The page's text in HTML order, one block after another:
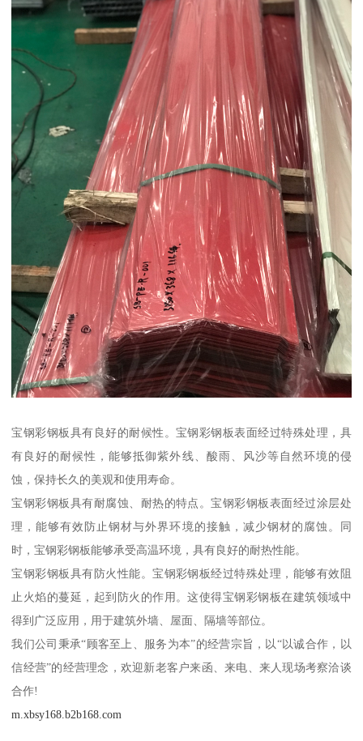
宝钢彩钢板具有良好的耐候性。宝钢彩钢板表面经过特殊处理，具
有良好的耐候性，能够抵御紫外线、酸雨、风沙等自然环境的侵
蚀，保持长久的美观和使用寿命。
宝钢彩钢板具有耐腐蚀、耐热的特点。宝钢彩钢板表面经过涂层处
理，能够有效防止钢材与外界环境的接触，减少钢材的腐蚀。同
时，宝钢彩钢板能够承受高温环境，具有良好的耐热性能。
宝钢彩钢板具有防火性能。宝钢彩钢板经过特殊处理，能够有效阻
止火焰的蔓延，起到防火的作用。这使得宝钢彩钢板在建筑领域中
得到广泛应用，用于建筑外墙、屋面、隔墙等部位。
我们公司秉承“顾客至上、服务为本”的经营宗旨，以“以诚合作，以
信经营”的经营理念，欢迎新老客户来函、来电、来人现场考察洽谈
合作!
m.xbsy168.b2b168.com